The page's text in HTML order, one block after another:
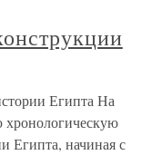
Египта На
Египта, начиная с